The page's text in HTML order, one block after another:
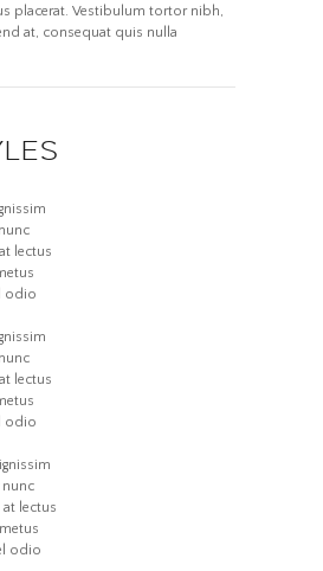
placerat. Vestibulum tortor nibh,
at, consequat quis nulla
lectus
odio
lectus
odio
nunc
at lectus
odio